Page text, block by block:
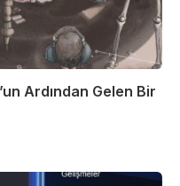
Ardından Gelen Bir